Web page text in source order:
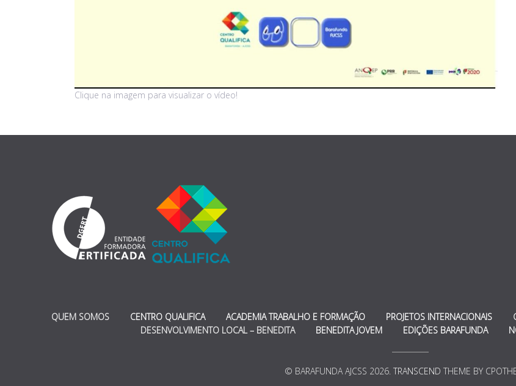
Clique na imagem para visualizar o vídeo!
QUEM SOMOS CENTRO QUALIFICA ACADEMIA TRABALHO E FORMAÇÃO PROJETOS INTERNACIONAIS
DESENVOLVIMENTO LOCAL – BENEDITA
BENEDITA JOVEM EDIÇÕES BARAFUNDA
© BARAFUNDA AJCSS 2026. TRANSCEND THEME BY